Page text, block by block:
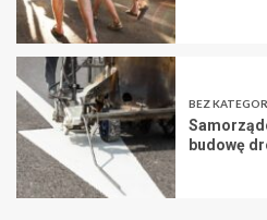
BEZ
budowę